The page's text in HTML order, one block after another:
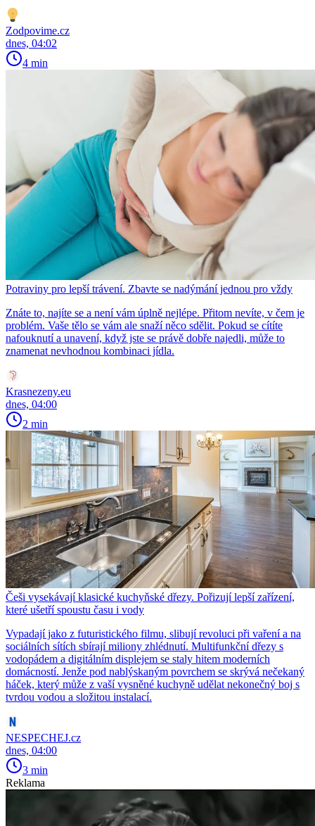
Zodpovime.cz
dnes, 04:02
4 min
Potraviny pro lepší trávení. Zbavte se nadýmání jednou pro vždy
Znáte to, najíte se a není vám úplně nejlépe. Přitom nevíte, v čem je
problém. Vaše tělo se vám ale snaží něco sdělit. Pokud se cítíte
nafouknutí a unavení, když jste se právě dobře najedli, může to
znamenat nevhodnou kombinaci jídla.
Krasnezeny.eu
dnes, 04:00
2 min
Češi vysekávají klasické kuchyňské dřezy. Pořizují lepší zařízení,
které ušetří spoustu času i vody
Vypadají jako z futuristického filmu, slibují revoluci při vaření a na
sociálních sítích sbírají miliony zhlédnutí. Multifunkční dřezy s
vodopádem a digitálním displejem se staly hitem moderních
domácností. Jenže pod nablýskaným povrchem se skrývá nečekaný
háček, který může z vaší vysněné kuchyně udělat nekonečný boj s
tvrdou vodou a složitou instalací.
NESPECHEJ.cz
dnes, 04:00
3 min
Reklama